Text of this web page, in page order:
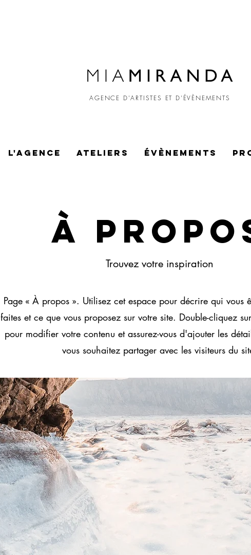
AGENCE D'ARTISTES ET D'ÉVÈNEMENTS
L'AGENCE ATELIERS ÉVÈNEMENTS
À
Trouvez votre inspiration
Page « À propos ». Utilisez cet espace pour décrire qui vous
faites et ce que vous proposez sur votre site. Double-cliquez
pour modifier votre contenu et assurez-vous d'ajouter les
vous souhaitez partager avec les visiteurs du